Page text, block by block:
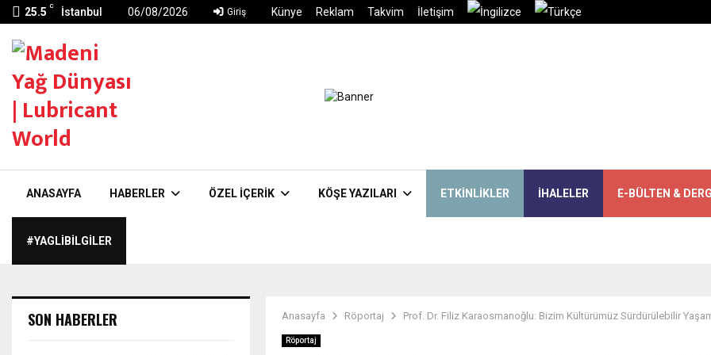
25.5 C İstanbul 06/08/2026 Giriş Künye Reklam Takvim İletişim
ANASAYFA HABERLER ÖZEL İÇERIK KÖŞE YAZILARI ETKINLIKLER İHALELER E-BÜLTEN &
#YAGLIBILGILER
Anasayfa Röportaj Prof. Dr. Filiz Karaosmanoğlu: Bizim Kültürümüz Sürdürülebilir
Röportaj
SON HABERLER